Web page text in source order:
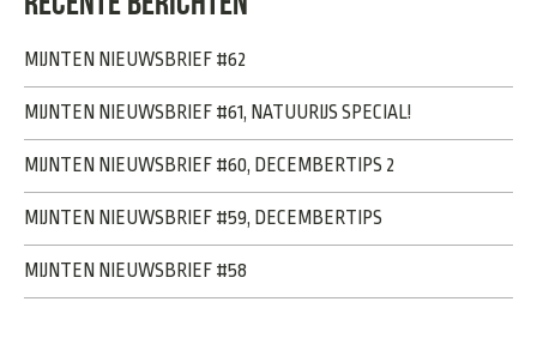
MIJNTEN NIEUWSBRIEF #62
MIJNTEN NIEUWSBRIEF #61, NATUURIJS SPECIAL!
MIJNTEN NIEUWSBRIEF #60, DECEMBERTIPS 2
MIJNTEN NIEUWSBRIEF #59, DECEMBERTIPS
MIJNTEN NIEUWSBRIEF #58